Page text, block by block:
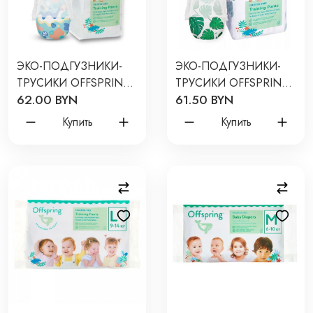
ЭКО-ПОДГУЗНИКИ-
ТРУСИКИ OFFSPRING
L 9-14 КГ 36 ШТ ЦВЕТ:
62.00 BYN
Купить
ЭКО-ПОДГУЗНИКИ-
ТРУСИКИ OFFSPRING
L 9-14 КГ 36 ШТ ЦВЕТ:
ТРОПИКИ
61.50 BYN
Купить